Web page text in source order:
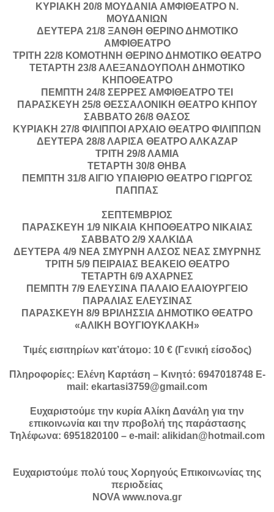
ΚΥΡΙΑΚΗ 20/8 ΜΟΥΔΑΝΙΑ ΑΜΦΙΘΕΑΤΡΟ Ν.
ΜΟΥΔΑΝΙΩΝ
ΔΕΥΤΕΡΑ 21/8 ΞΑΝΘΗ ΘΕΡΙΝΟ ΔΗΜΟΤΙΚΟ
ΑΜΦΙΘΕΑΤΡΟ
ΤΡΙΤΗ 22/8 ΚΟΜΟΤΗΝΗ ΘΕΡΙΝΟ ΔΗΜΟΤΙΚΟ ΘΕΑΤΡΟ
ΤΕΤΑΡΤΗ 23/8 ΑΛΕΞΑΝΔΟΥΠΟΛΗ ΔΗΜΟΤΙΚΟ
ΚΗΠΟΘΕΑΤΡΟ
ΠΕΜΠΤΗ 24/8 ΣΕΡΡΕΣ ΑΜΦΙΘΕΑΤΡΟ ΤΕΙ
ΠΑΡΑΣΚΕΥΗ 25/8 ΘΕΣΣΑΛΟΝΙΚΗ ΘΕΑΤΡΟ ΚΗΠΟΥ
ΣΑΒΒΑΤΟ 26/8 ΘΑΣΟΣ
ΚΥΡΙΑΚΗ 27/8 ΦΙΛΙΠΠΟΙ ΑΡΧΑΙΟ ΘΕΑΤΡΟ ΦΙΛΙΠΠΩΝ
ΔΕΥΤΕΡΑ 28/8 ΛΑΡΙΣΑ ΘΕΑΤΡΟ ΑΛΚΑΖΑΡ
ΤΡΙΤΗ 29/8 ΛΑΜΙΑ
ΤΕΤΑΡΤΗ 30/8 ΘΗΒΑ
ΠΕΜΠΤΗ 31/8 ΑΙΓΙΟ ΥΠΑΙΘΡΙΟ ΘΕΑΤΡΟ ΓΙΩΡΓΟΣ
ΠΑΠΠΑΣ
ΣΕΠΤΕΜΒΡΙΟΣ
ΠΑΡΑΣΚΕΥΗ 1/9 ΝΙΚΑΙΑ ΚΗΠΟΘΕΑΤΡΟ ΝΙΚΑΙΑΣ
ΣΑΒΒΑΤΟ 2/9 ΧΑΛΚΙΔΑ
ΔΕΥΤΕΡΑ 4/9 ΝΕΑ ΣΜΥΡΝΗ ΑΛΣΟΣ ΝΕΑΣ ΣΜΥΡΝΗΣ
ΤΡΙΤΗ 5/9 ΠΕΙΡΑΙΑΣ ΒΕΑΚΕΙΟ ΘΕΑΤΡΟ
ΤΕΤΑΡΤΗ 6/9 ΑΧΑΡΝΕΣ
ΠΕΜΠΤΗ 7/9 ΕΛΕΥΣΙΝΑ ΠΑΛΑΙΟ ΕΛΑΙΟΥΡΓΕΙΟ
ΠΑΡΑΛΙΑΣ ΕΛΕΥΣΙΝΑΣ
ΠΑΡΑΣΚΕΥΗ 8/9 ΒΡΙΛΗΣΣΙΑ ΔΗΜΟΤΙΚΟ ΘΕΑΤΡΟ
«ΑΛΙΚΗ ΒΟΥΓΙΟΥΚΛΑΚΗ»
Τιμές εισιτηρίων κατ’άτομο: 10 € (Γενική είσοδος)
Πληροφορίες: Ελένη Καρτάση – Κινητό: 6947018748 E-
mail: ekartasi3759@gmail.com
Ευχαριστούμε την κυρία Αλίκη Δανάλη για την
επικοινωνία και την προβολή της παράστασης
Τηλέφωνα: 6951820100 – e-mail: alikidan@hotmail.com
Ευχαριστούμε πολύ τους Χορηγούς Επικοινωνίας της
περιοδείας
NOVA www.nova.gr